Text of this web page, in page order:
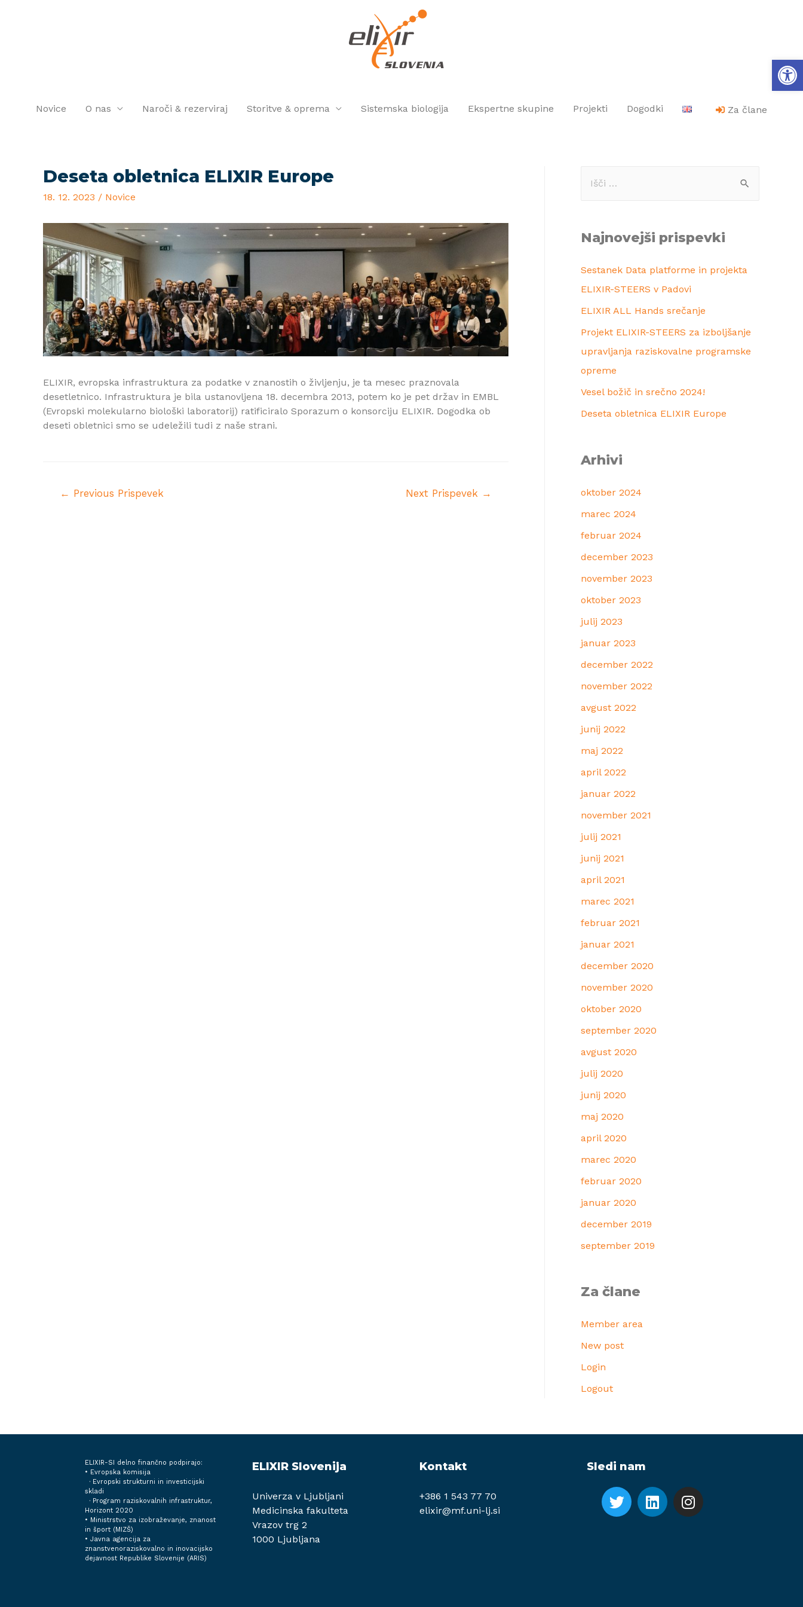
Novice O nas Naroči & rezerviraj Storitve & oprema Sistemska biologija Ekspertne skupine Projekti Dogodki Za člane
Deseta obletnica ELIXIR Europe
18. 12. 2023 / Novice
ELIXIR, evropska infrastruktura za podatke v znanostih o življenju, je ta mesec praznovala
desetletnico. Infrastruktura je bila ustanovljena 18. decembra 2013, potem ko je pet držav in EMBL
(Evropski molekularno biološki laboratorij) ratificiralo Sporazum o konsorciju ELIXIR. Dogodka ob
deseti obletnici smo se udeležili tudi z naše strani.
← Previous Prispevek Next Prispevek →
Najnovejši prispevki
Sestanek Data platforme in projekta
ELIXIR-STEERS v Padovi
ELIXIR ALL Hands srečanje
Projekt ELIXIR-STEERS za izboljšanje
upravljanja raziskovalne programske
opreme
Vesel božič in srečno 2024!
Deseta obletnica ELIXIR Europe
Arhivi
oktober 2024
marec 2024
februar 2024
december 2023
november 2023
oktober 2023
julij 2023
januar 2023
december 2022
november 2022
avgust 2022
junij 2022
maj 2022
april 2022
januar 2022
november 2021
julij 2021
junij 2021
april 2021
marec 2021
februar 2021
januar 2021
december 2020
november 2020
oktober 2020
september 2020
avgust 2020
julij 2020
junij 2020
maj 2020
april 2020
marec 2020
februar 2020
januar 2020
december 2019
september 2019
Za člane
Member area
New post
Login
Logout
ELIXIR-SI delno finančno podpirajo:
• Evropska komisija
· Evropski strukturni in investicijski
skladi
· Program raziskovalnih infrastruktur,
Horizont 2020
• Ministrstvo za izobraževanje, znanost
in šport (MIZŠ)
• Javna agencija za
znanstvenoraziskovalno in inovacijsko
dejavnost Republike Slovenije (ARIS)
ELIXIR Slovenija
Univerza v Ljubljani
Medicinska fakulteta
Vrazov trg 2
1000 Ljubljana
Kontakt
+386 1 543 77 70
elixir@mf.uni-lj.si
Sledi nam